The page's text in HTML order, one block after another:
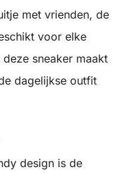
met vrienden, de
voor elke
sneaker maakt
dagelijkse outfit
design is de